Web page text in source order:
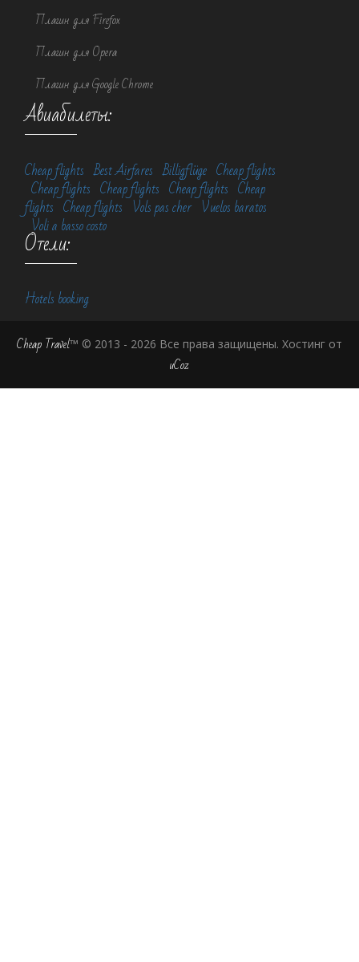
Плагин для Firefox
Плагин для Opera
Плагин для Google Chrome
Авиабилеты:
Cheap flights Best Airfares Billigflüge Cheap flights
Cheap flights Cheap flights Cheap flights Cheap
flights Cheap flights Vols pas cher Vuelos baratos
Voli a basso costo
Отели:
Hotels booking
Cheap Travel™ © 2013 - 2026 Все права защищены. Хостинг от
uCoz